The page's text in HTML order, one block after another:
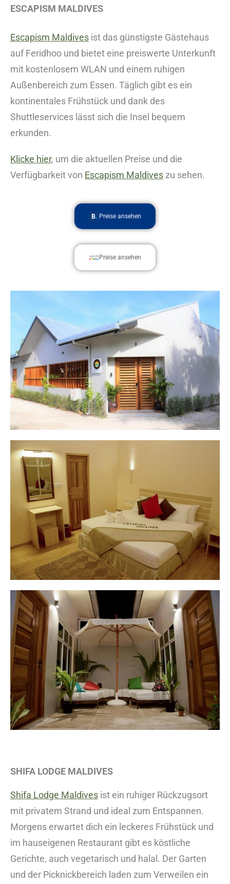
ESCAPISM MALDIVES
Escapism Maldives ist das günstigste Gästehaus
auf Feridhoo und bietet eine preiswerte Unterkunft
mit kostenlosem WLAN und einem ruhigen
Außenbereich zum Essen. Täglich gibt es ein
kontinentales Frühstück und dank des
Shuttleservices lässt sich die Insel bequem
erkunden.
Klicke hier, um die aktuellen Preise und die
Verfügbarkeit von Escapism Maldives zu sehen.
Preise ansehen
Preise ansehen
SHIFA LODGE MALDIVES
Shifa Lodge Maldives ist ein ruhiger Rückzugsort
mit privatem Strand und ideal zum Entspannen.
Morgens erwartet dich ein leckeres Frühstück und
im hauseigenen Restaurant gibt es köstliche
Gerichte, auch vegetarisch und halal. Der Garten
und der Picknickbereich laden zum Verweilen ein